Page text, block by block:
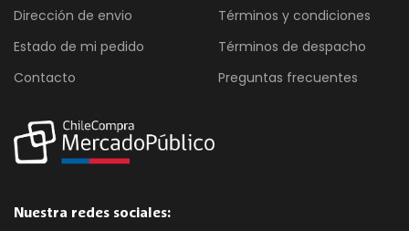
Dirección de envio
Estado de mi pedido
Contacto
Términos y condiciones
Términos de despacho
Preguntas frecuentes
Nuestra redes sociales: